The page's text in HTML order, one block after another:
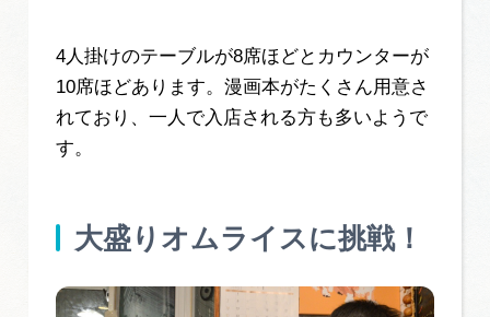
4人掛けのテーブルが8席ほどとカウンターが
10席ほどあります。漫画本がたくさん用意さ
れており、一人で入店される方も多いようで
す。
大盛りオムライスに挑戦！